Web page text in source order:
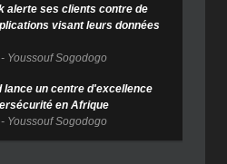
alerte ses clients contre de
visant leurs données
- Youssouf Sogodogo
lance un centre d'excellence
en Afrique
- Youssouf Sogodogo